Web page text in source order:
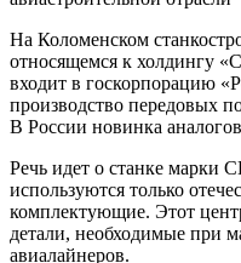
На Коломенском
относящемся к холдингу
входит в госкорпорацию
производство передовых
В России новинка
Речь идет о станке марки
используются только
комплектующие. Этот
детали, необходимые при
авиалайнеров.